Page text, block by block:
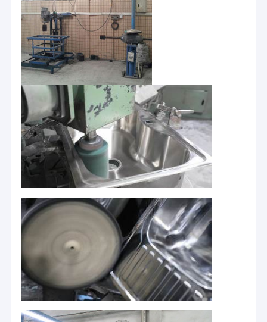
家
プロダクト
ビデオ
私達について
工場旅行
品質管理
私達に連絡しなさい
ニュース
ステンレス鋼単一ボールの流し
ステンレス鋼二重ボールの流し
パッション キッチン&サンタリー 工業株式会社
クと関連アクセサリーの製造を専門とする企業です.企業
では先進的な生産技術の経験を海外に導入し,多くの先進
的なプロフェッショナル・タレントを吸収しました国内
外からの要求を組み合わせて,多くの高レベルのシンクと
そのアクセサリーを設計および開発しました.スタイルの
多様性業界での長年の専門知識により,私たちの販売ネッ
トワークは全国に広がっています.持続可能でパッション
は,国内市場から良い評判を得ているだけでなく,ヨーロッ
パでも好評を得ています.東南アジア及び他の国.
私たちの自信と誇りは
高性能耐腐蝕性のあるステンレス鋼の原材料で作られて
います表面の明るさ処理のための金属電解プラチナの先
進技術によって表面処理のためのプロの機械的な磨き法
が導入され,製品が常に新しくて魅力的になりました.
製品設計と開発チームにおける専門性,生産とスタッフの
運用における豊富な経験が キウイキッチンを繊細な本質
にしました
総合的な生産--- 高級シンク,フル・スチール・ドレーナー,
石けん配給機,配具の生産に特化した 品質保証と合理的な